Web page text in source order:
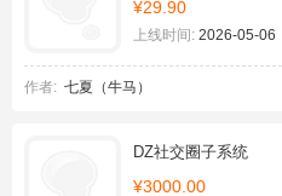
¥29.90
上线时间: 2026-05-06
作者: 七夏（牛马）
DZ社交圈子系统
¥3000.00